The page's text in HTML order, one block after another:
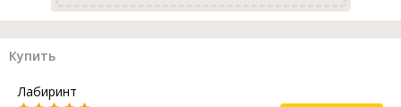
Купить
Лабиринт